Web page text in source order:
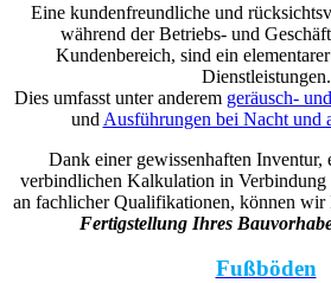
Eine kundenfreundliche und
während der Betriebs- und
Kundenbereich, sind ein
Dienstleistungen.
Dies umfasst unter anderem geräusch-
und Ausführungen bei Nacht und
Dank einer gewissenhaften Inventur,
verbindlichen Kalkulation in Verbindung
an fachlicher Qualifikationen, können wir
Fertigstellung Ihres
Fußböden